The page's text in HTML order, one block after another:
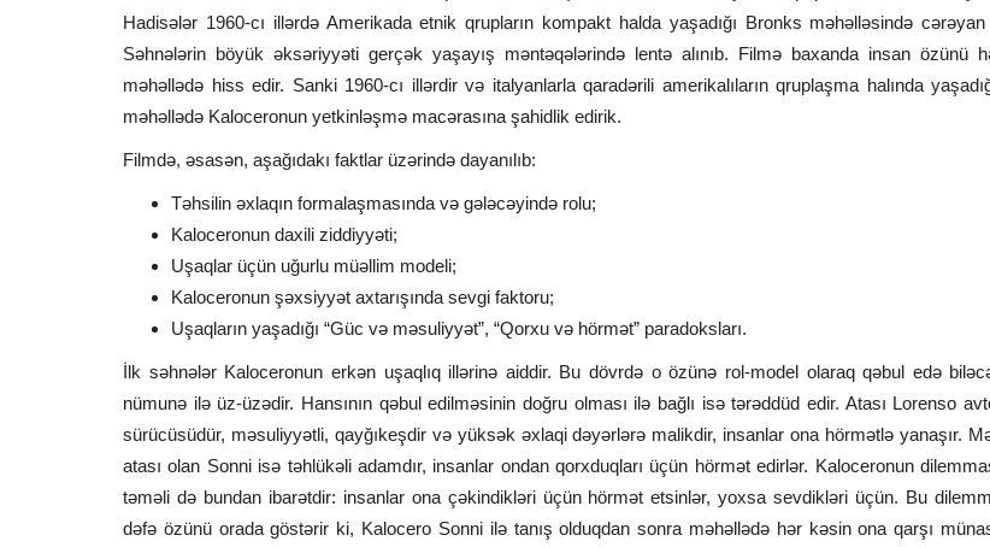
Hadisələr 1960-cı illərdə Amerikada etnik qrupların kompakt halda yaşadığı Bronks məhəlləsində cərəyan
Səhnələrin böyük əksəriyyəti gerçək yaşayış məntəqələrində lentə alınıb. Filmə baxanda insan özünü
məhəllədə hiss edir. Sanki 1960-cı illərdir və italyanlarla qaradərili amerikalıların qruplaşma halında
məhəllədə Kaloceronun yetkinləşmə macərasına şahidlik edirik.
Filmdə, əsasən, aşağıdakı faktlar üzərində dayanılıb:
Təhsilin əxlaqın formalaşmasında və gələcəyində rolu;
Kaloceronun daxili ziddiyyəti;
Uşaqlar üçün uğurlu müəllim modeli;
Kaloceronun şəxsiyyət axtarışında sevgi faktoru;
Uşaqların yaşadığı “Güc və məsuliyyət”, “Qorxu və hörmət” paradoksları.
İlk səhnələr Kaloceronun erkən uşaqlıq illərinə aiddir. Bu dövrdə o özünə rol-model olaraq qəbul edə
nümunə ilə üz-üzədir. Hansının qəbul edilməsinin doğru olması ilə bağlı isə tərəddüd edir. Atası Lorenso
sürücüsüdür, məsuliyyətli, qayğıkeşdir və yüksək əxlaqi dəyərlərə malikdir, insanlar ona hörmətlə yanaşır.
atası olan Sonni isə təhlükəli adamdır, insanlar ondan qorxduqları üçün hörmət edirlər. Kaloceronun
təməli də bundan ibarətdir: insanlar ona çəkindikləri üçün hörmət etsinlər, yoxsa sevdikləri üçün. Bu
dəfə özünü orada göstərir ki, Kalocero Sonni ilə tanış olduqdan sonra məhəllədə hər kəsin ona qarşı